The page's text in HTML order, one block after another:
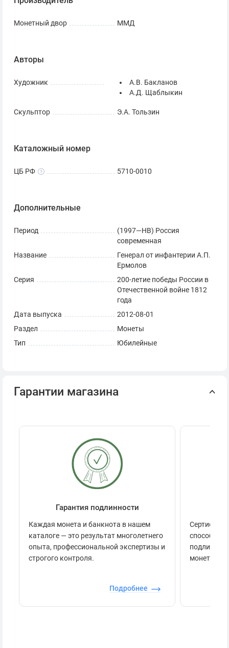
Монетный двор ММД
Авторы
Художник
А.В. Бакланов
А.Д. Щаблыкин
Скульптор Э.А. Тользин
Каталожный номер
ЦБ РФ 5710-0010
Дополнительные
Период
(1997—НВ) Россия
современная
Название
Генерал от инфантерии А.П.
Ермолов
Серия
200-летие победы России в
Отечественной войне 1812
года
Дата выпуска
2012-08-01
Раздел
Монеты
Тип
Юбилейные
Гарантии магазина
Гарантия подлинности
Каждая монета и банкнота в нашем
каталоге — это результат многолетнего
опыта, профессиональной экспертизы и
строгого контроля.
Подробнее
способов
монеты.